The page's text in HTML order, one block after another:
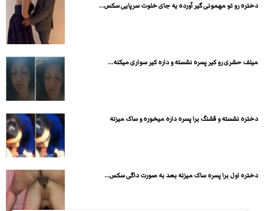
دختره رو تو مهمونی گیر آورده یه جای خلوت سرپایی سکس...
میلف حشری رو کیر پسره نشسته و داره کیر سواری میکنه...
دختره نشسته و قشنگ برا پسره داره میخوره و ساک میزنه
دختره اول برا پسره ساک میزنه بعد به صورت داگی سکس...